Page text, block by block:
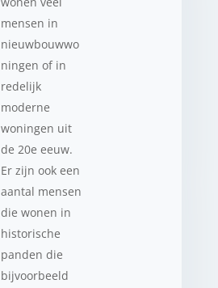
mensen in
nieuwbouwwo
ningen of in
redelijk
moderne
woningen uit
de 20e eeuw.
Er zijn ook een
aantal mensen
die wonen in
historische
panden die
bijvoorbeeld